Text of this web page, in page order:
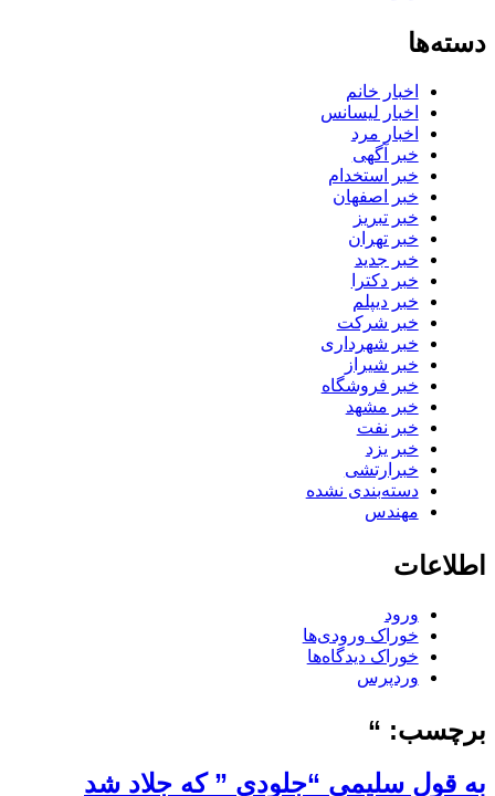
دسته‌ها
اخبار خانم
اخبار لیسانس
اخبار مرد
خبر آگهی
خبر استخدام
خبر اصفهان
خبر تبریز
خبر تهران
خبر جدید
خبر دکترا
خبر دیپلم
خبر شرکت
خبر شهرداری
خبر شیراز
خبر فروشگاه
خبر مشهد
خبر نفت
خبر یزد
خبرارتشی
دسته‌بندی نشده
مهندس
اطلاعات
ورود
خوراک ورودی‌ها
خوراک دیدگاه‌ها
وردپرس
برچسب: “
به قول سلیمی “جلودی ” که جلاد شد